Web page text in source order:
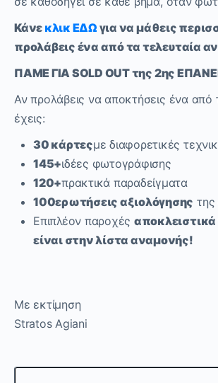
Κάνε κλικ ΕΔΩ για να μάθεις
προλάβεις ένα από τα τελευταία
ΠΑΜΕ ΓΙΑSOLD OUTτης 2ης
Αν προλάβεις να αποκτήσεις ένα
έχεις:
30 κάρτεςμε διαφορετικές
145+ιδέες φωτογράφισης
120+πρακτικά παραδείγματα
100ερωτήσεις αξιολόγησης της
Επιπλέον παροχές αποκλειστικά
είναι στην λίστα αναμονής!
Με εκτίμηση
Stratos Agiani